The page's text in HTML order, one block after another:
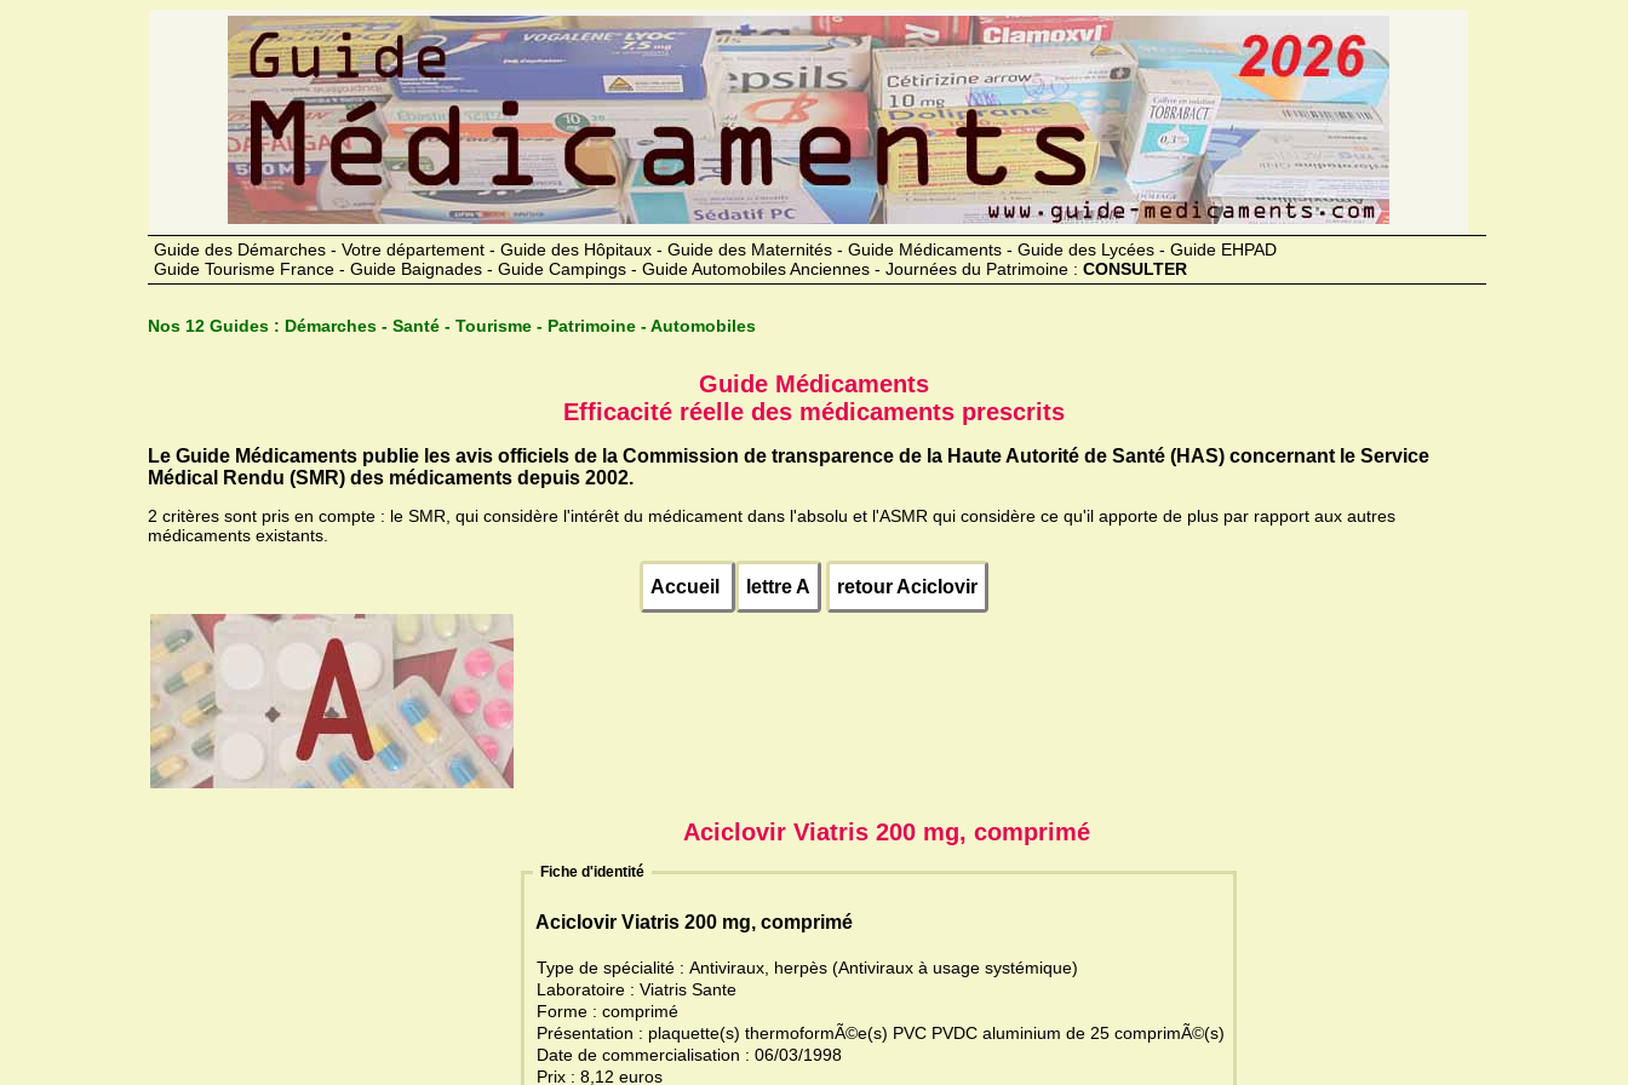
Guide des Démarches - Votre département - Guide des Hôpitaux - Guide des Maternités - Guide Médicaments - Guide des Lycées - Guide EHPAD
Guide Tourisme France - Guide Baignades - Guide Campings - Guide Automobiles Anciennes - Journées du Patrimoine : CONSULTER
Nos 12 Guides : Démarches - Santé - Tourisme - Patrimoine - Automobiles
Guide Médicaments
Efficacité réelle des médicaments prescrits
Le Guide Médicaments publie les avis officiels de la Commission de transparence de la Haute Autorité de Santé (HAS) concernant le Service
Médical Rendu (SMR) des médicaments depuis 2002.
2 critères sont pris en compte : le SMR, qui considère l'intérêt du médicament dans l'absolu et l'ASMR qui considère ce qu'il apporte de plus par rapport aux autres
médicaments existants.
Accueil lettre A retour Aciclovir
Aciclovir Viatris 200 mg, comprimé
Fiche d'identité
Aciclovir Viatris 200 mg, comprimé
Type de spécialité : Antiviraux, herpès (Antiviraux à usage systémique)
Laboratoire : Viatris Sante
Forme : comprimé
Présentation : plaquette(s) thermoformÃ©e(s) PVC PVDC aluminium de 25 comprimÃ©(s)
Date de commercialisation : 06/03/1998
Prix : 8,12 euros